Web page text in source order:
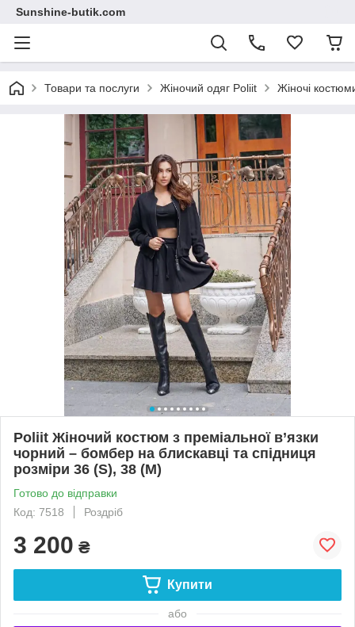
Sunshine-butik.com
Товари та послуги Жіночий одяг Poliit Жіночі
Poliit Жіночий костюм з преміальної в’язки
чорний – бомбер на блискавці та спідниця
розміри 36 (S), 38 (M)
Готово до відправки
Код: 7518
Роздріб
3 200 ₴
Купити
або